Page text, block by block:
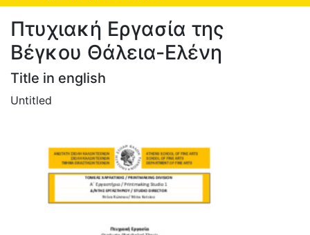
Browse ArtIA
Statistics
Πτυχιακή Εργασία της
Βέγκου Θάλεια-Ελένη
Title in english
Untitled